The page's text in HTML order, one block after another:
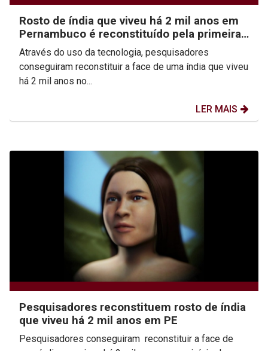
Rosto de índia que viveu há 2 mil anos em
Pernambuco é reconstituído pela primeira
vez
Através do uso da tecnologia, pesquisadores
conseguiram reconstituir a face de uma índia que viveu
há 2 mil anos no...
LER MAIS
Pesquisadores reconstituem rosto de índia
que viveu há 2 mil anos em PE
Pesquisadores conseguiram reconstituir a face de